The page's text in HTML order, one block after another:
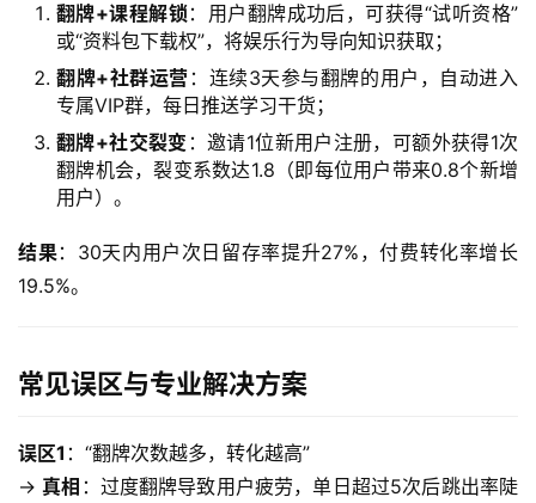
翻牌+课程解锁：用户翻牌成功后，可获得“试听资格”
或“资料包下载权”，将娱乐行为导向知识获取；
翻牌+社群运营 ：连续3天参与翻牌的用户，自动进入
专属VIP群，每日推送学习干货；
翻牌+社交裂变 ：邀请1位新用户注册，可额外获得1次
翻牌机会，裂变系数达1.8（即每位用户带来0.8个新增
用户）。
结果：30天内用户次日留存率提升27%，付费转化率增长
19.5%。
常见误区与专业解决方案
误区1 ：“翻牌次数越多，转化越高”
→ 真相 ：过度翻牌导致用户疲劳，单日超过5次后跳出率陡